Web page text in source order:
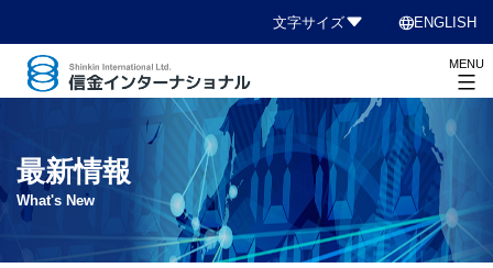
ン
ン
ス
文字サイズ languageENGLISH
イ
ン
タ
MENU
最新情報
What's New